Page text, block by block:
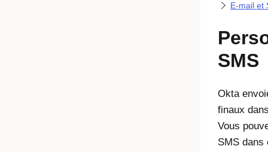
E-mail et
SMS
Okta
finaux
Vous
SMS dans